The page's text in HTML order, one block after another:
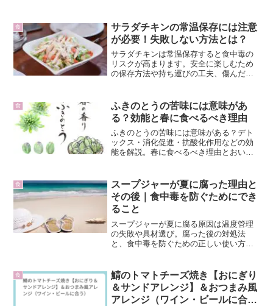
まま美味しく食べられる工夫も満載です
✨❄️ 冷めても美味...
食
サラダチキンの常温保存には注意
が必要！失敗しない方法とは？
サラダチキンは常温保存すると食中毒の
リスクが高まります。安全に楽しむため
の保存方法や持ち運びの工夫、傷んだ際
食
ふきのとうの苦味には意味があ
る？効能と春に食べるべき理由
ふきのとうの苦味には意味がある？デト
ックス・消化促進・抗酸化作用などの効
能を解説。春に食べるべき理由とおいし
食
スープジャーが夏に腐った理由と
その後｜食中毒を防ぐためにでき
ること
スープジャーが夏に腐る原因は温度管理
の失敗や具材選び。腐った後の対処法
と、食中毒を防ぐための正しい使い方・
食
鯖のトマトチーズ焼き【おにぎり
＆サンドアレンジ】＆おつまみ風
アレンジ（ワイン・ビールに合